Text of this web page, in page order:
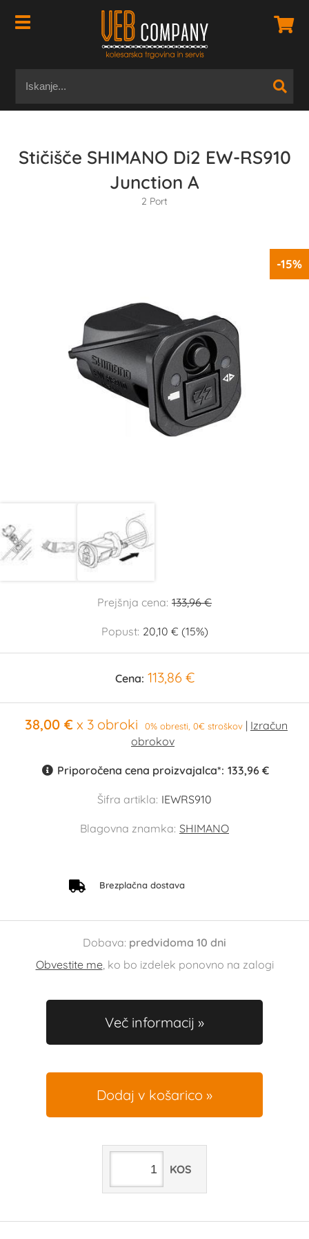
Stičišče SHIMANO Di2 EW-RS910
Junction A
2 Port
-15%
Prejšnja cena: 133,96 €
Popust: 20,10 € (15%)
Cena: 113,86 €
38,00 € x 3 obroki 0% obresti, 0€ stroškov
Priporočena cena proizvajalca*: 133,96 €
Šifra artikla: IEWRS910
Blagovna znamka: SHIMANO
Brezplačna dostava
Dobava: predvidoma 10 dni
Obvestite me, ko bo izdelek ponovno na zalogi
Več informacij
Dodaj v košarico
KOS